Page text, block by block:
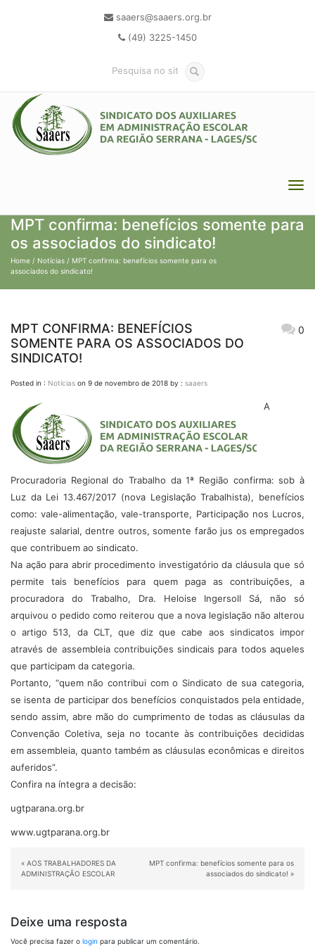
saaers@saaers.org.br
(49) 3225-1450
MPT confirma: benefícios somente para
os associados do sindicato!
Home / Notícias / MPT confirma: benefícios somente para os
associados do sindicato!
MPT CONFIRMA: BENEFÍCIOS
SOMENTE PARA OS ASSOCIADOS DO
SINDICATO!
0
Posted in : Notícias on 9 de novembro de 2018 by : saaers
A
Procuradoria Regional do Trabalho da 1ª Região confirma: sob à
Luz da Lei 13.467/2017 (nova Legislação Trabalhista), benefícios
como: vale-alimentação, vale-transporte, Participação nos Lucros,
reajuste salarial, dentre outros, somente farão jus os empregados
que contribuem ao sindicato.
Na ação para abrir procedimento investigatório da cláusula que só
permite tais benefícios para quem paga as contribuições, a
procuradora do Trabalho, Dra. Heloise Ingersoll Sá, não só
arquivou o pedido como reiterou que a nova legislação não alterou
o artigo 513, da CLT, que diz que cabe aos sindicatos impor
através de assembleia contribuições sindicais para todos aqueles
que participam da categoria.
Portanto, “quem não contribui com o Sindicato de sua categoria,
se isenta de participar dos benefícios conquistados pela entidade,
sendo assim, abre mão do cumprimento de todas as cláusulas da
Convenção Coletiva, seja no tocante às contribuições decididas
em assembleia, quanto também as cláusulas econômicas e direitos
auferidos”.
Confira na íntegra a decisão:
ugtparana.org.br
www.ugtparana.org.br
« AOS TRABALHADORES DA
ADMINISTRAÇÃO ESCOLAR
MPT confirma: benefícios somente para os
associados do sindicato! »
Deixe uma resposta
Você precisa fazer o login para publicar um comentário.